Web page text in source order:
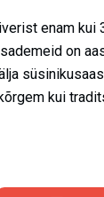
enam
on
kui